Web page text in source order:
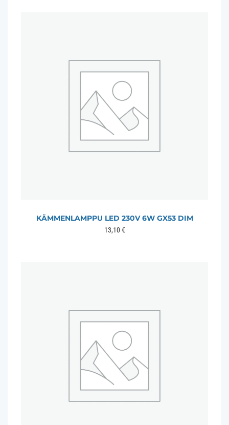
KÄMMENLAMPPU LED 230V 6W GX53 DIM
13,10€